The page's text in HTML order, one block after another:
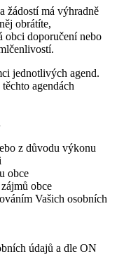
žádostí má výhradně
obrátíte,
obci doporučení nebo
jednotlivých agend.
agendách
z důvodu výkonu
obce
obce
Vašich osobních
údajů a dle ON